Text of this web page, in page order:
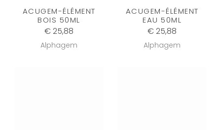
ACUGEM-ÉLÉMENT
BOIS 50ML
€ 25,88
Alphagem
ACUGEM-ÉLÉMENT
EAU 50ML
€ 25,88
Alphagem